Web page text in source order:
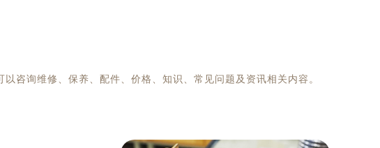
咨询维修、保养、配件、价格、知识、常见问题及资讯相关内容。